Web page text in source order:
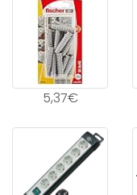
5,37€